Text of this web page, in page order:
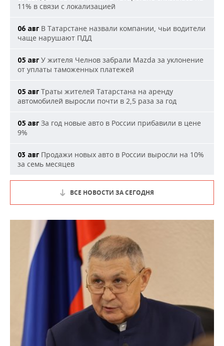
11% в связи с локализацией
06 авг В Татарстане назвали компании, чьи водители
чаще нарушают ПДД
05 авг У жителя Челнов забрали Mazda за уклонение
от уплаты таможенных платежей
05 авг Траты жителей Татарстана на аренду
автомобилей выросли почти в 2,5 раза за год
05 авг За год новые авто в России прибавили в цене
9%
03 авг Продажи новых авто в России выросли на 10%
за семь месяцев
ВСЕ НОВОСТИ ЗА СЕГОДНЯ